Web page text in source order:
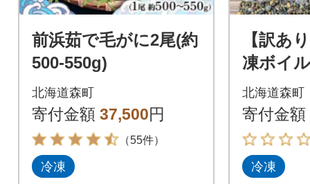
前浜茹で毛がに2尾(約
500-550g)
北海道森町
寄付金額 37,500円
（55件）
冷凍
【訳あ
凍ボイ
0g前後
北海道森町
寄付金額
冷凍